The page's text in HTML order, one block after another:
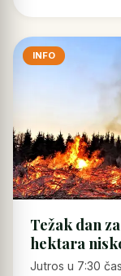
INFO
Težak dan
hektara
Jutros u 7:30